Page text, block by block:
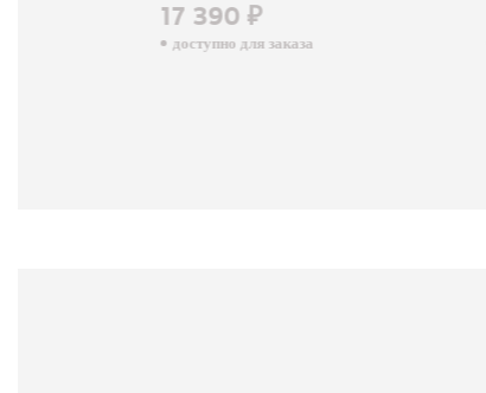
17 390 ₽
доступно для заказа